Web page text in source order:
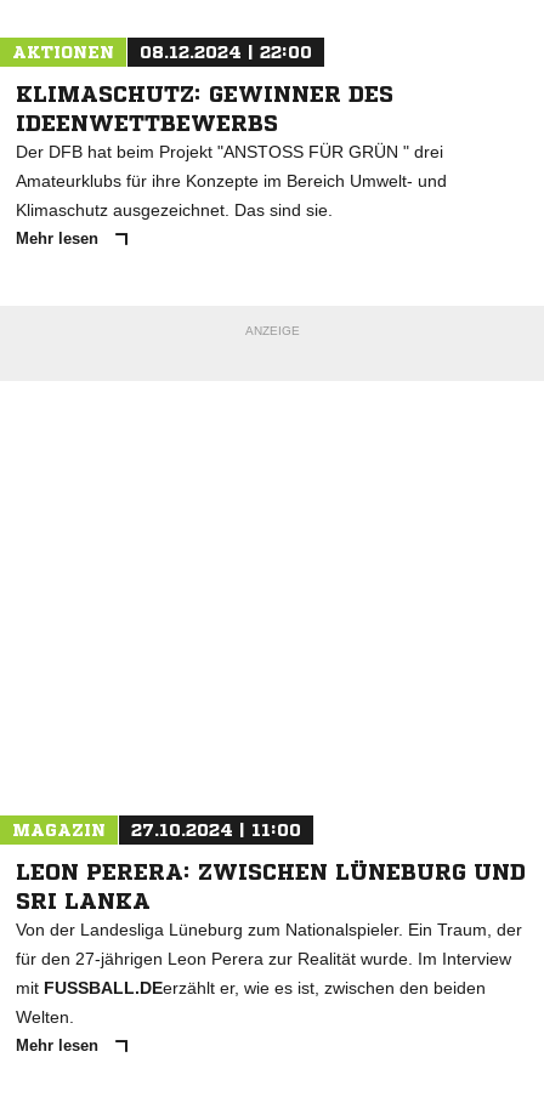
AKTIONEN 08.12.2024 | 22:00
KLIMASCHUTZ: GEWINNER DES
IDEENWETTBEWERBS
Der DFB hat beim Projekt "ANSTOSS FÜR GRÜN " drei
Amateurklubs für ihre Konzepte im Bereich Umwelt- und
Klimaschutz ausgezeichnet. Das sind sie.
Mehr lesen
ANZEIGE
MAGAZIN 27.10.2024 | 11:00
LEON PERERA: ZWISCHEN LÜNEBURG UND
SRI LANKA
Von der Landesliga Lüneburg zum Nationalspieler. Ein Traum, der
für den 27-jährigen Leon Perera zur Realität wurde. Im Interview
mit FUSSBALL.DEerzählt er, wie es ist, zwischen den beiden
Welten.
Mehr lesen